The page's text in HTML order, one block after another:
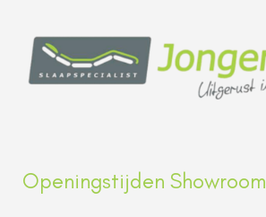
Openingstijden Showroom